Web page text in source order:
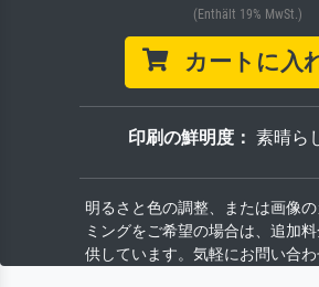
(Enthält 19% MwSt.)
カートに入
印刷の鮮明度： 素晴ら
明るさと色の調整、または画像
ミングをご希望の場合は、追加
供しています。気軽にお問い合わ